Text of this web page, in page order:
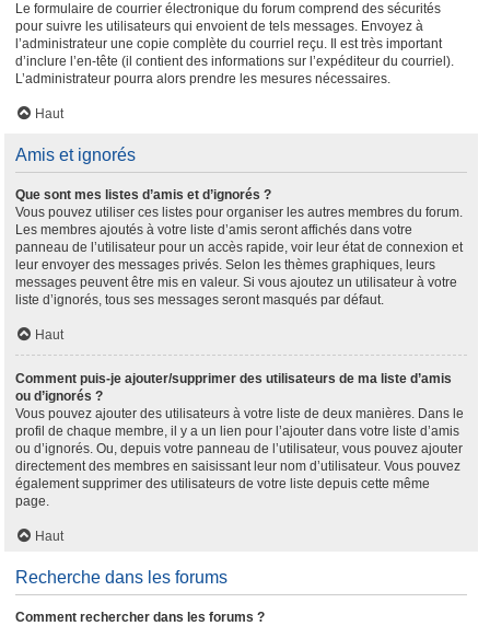
Le formulaire de courrier électronique du forum comprend des sécurités
pour suivre les utilisateurs qui envoient de tels messages. Envoyez à
l’administrateur une copie complète du courriel reçu. Il est très important
d’inclure l’en-tête (il contient des informations sur l’expéditeur du courriel).
L’administrateur pourra alors prendre les mesures nécessaires.
Haut
Amis et ignorés
Que sont mes listes d’amis et d’ignorés ?
Vous pouvez utiliser ces listes pour organiser les autres membres du forum.
Les membres ajoutés à votre liste d’amis seront affichés dans votre
panneau de l’utilisateur pour un accès rapide, voir leur état de connexion et
leur envoyer des messages privés. Selon les thèmes graphiques, leurs
messages peuvent être mis en valeur. Si vous ajoutez un utilisateur à votre
liste d’ignorés, tous ses messages seront masqués par défaut.
Haut
Comment puis-je ajouter/supprimer des utilisateurs de ma liste d’amis
ou d’ignorés ?
Vous pouvez ajouter des utilisateurs à votre liste de deux manières. Dans le
profil de chaque membre, il y a un lien pour l’ajouter dans votre liste d’amis
ou d’ignorés. Ou, depuis votre panneau de l’utilisateur, vous pouvez ajouter
directement des membres en saisissant leur nom d’utilisateur. Vous pouvez
également supprimer des utilisateurs de votre liste depuis cette même
page.
Haut
Recherche dans les forums
Comment rechercher dans les forums ?